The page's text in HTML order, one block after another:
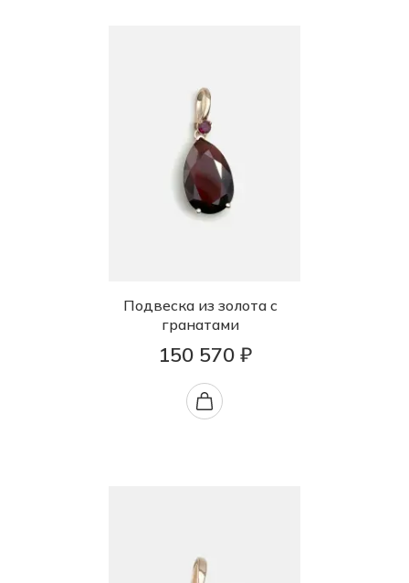
Подвеска из золота с
гранатами
150 570 ₽